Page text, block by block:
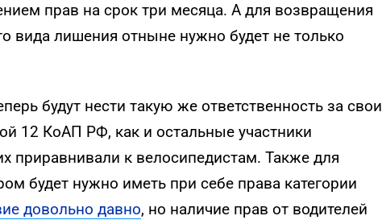
прав на срок три месяца. А для возвращения
вида лишения отныне нужно будет не только
будут нести такую же ответственность за свои
12 КоАП РФ, как и остальные участники
приравнивали к велосипедистам. Также для
будет нужно иметь при себе права категории
довольно давно, но наличие прав от водителей